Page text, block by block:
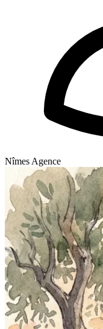
Nîmes Agence